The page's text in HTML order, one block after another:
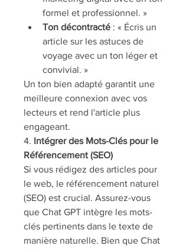
formel et professionnel. »
Ton décontracté : « Écris un
article sur les astuces de
voyage avec un ton léger et
convivial. »
Un ton bien adapté garantit une
meilleure connexion avec vos
lecteurs et rend l'article plus
engageant.
4. Intégrer des Mots-Clés pour le
Référencement (SEO)
Si vous rédigez des articles pour
le web, le référencement naturel
(SEO) est crucial. Assurez-vous
que Chat GPT intègre les mots-
clés pertinents dans le texte de
manière naturelle. Bien que Chat